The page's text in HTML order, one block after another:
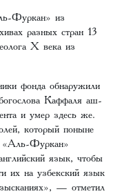
Фуркан» из
разных стран 13
X века из
фонда обнаружили
Каффаля аш-
и умер здесь же.
который поныне
«Аль-Фуркан»
язык, чтобы
их на узбекский язык
— отметил